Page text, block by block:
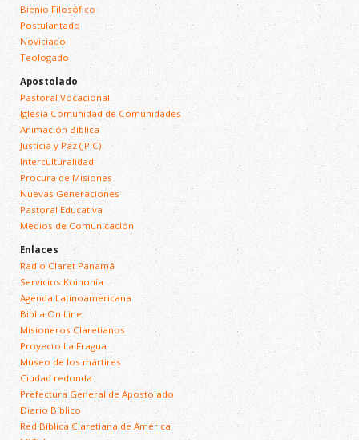
Bienio Filosófico
Postulantado
Noviciado
Teologado
Apostolado
Pastoral Vocacional
Iglesia Comunidad de Comunidades
Animación Bíblica
Justicia y Paz (JPIC)
Interculturalidad
Procura de Misiones
Nuevas Generaciones
Pastoral Educativa
Medios de Comunicación
Enlaces
Radio Claret Panamá
Servicios Koinonía
Agenda Latinoamericana
Biblia On Line
Misioneros Claretianos
Proyecto La Fragua
Museo de los mártires
Ciudad redonda
Prefectura General de Apostolado
Diario Bíblico
Red Bíblica Claretiana de América